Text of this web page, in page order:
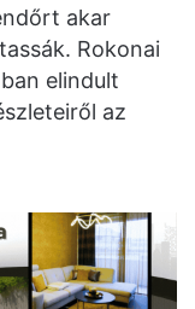
akar
Rokonai
elindult
az